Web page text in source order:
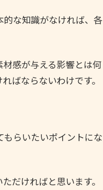
な知識がなければ、各
感が与える影響とは何
ばならないわけです。
らいたいポイントにな
だければと思います。